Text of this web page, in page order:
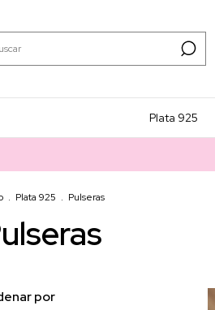
Plata 925
. Plata 925 . Pulseras
por